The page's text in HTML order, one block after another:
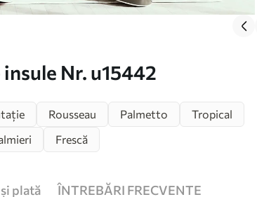
Nr. u15442
Rousseau Palmetto
Tropical
Frescă
plată ÎNTREBĂRI FRECVENTE